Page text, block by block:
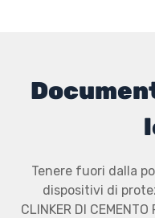
Tenere fuori dalla
dispositivi di
CLINKER DI